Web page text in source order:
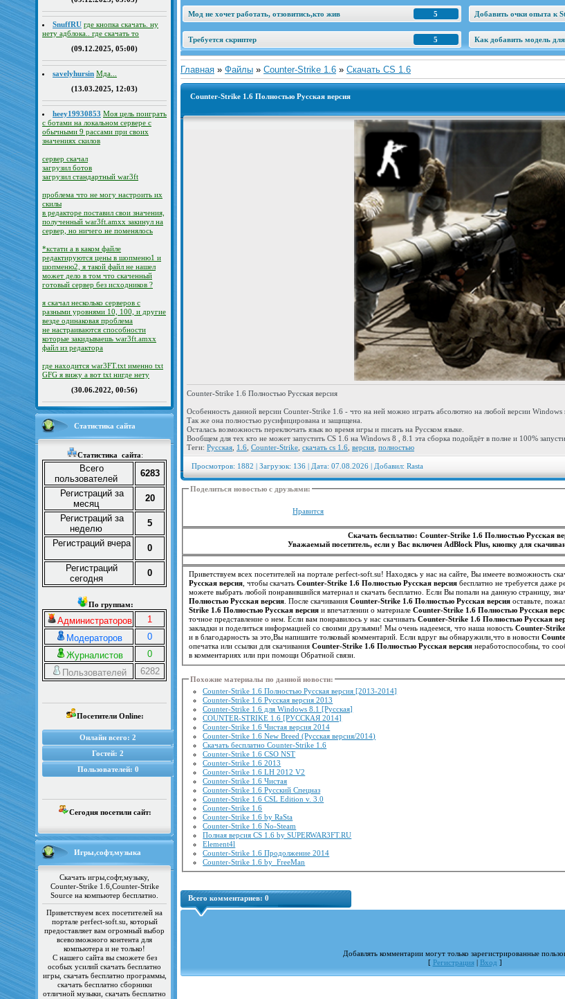
SnuffRU где кнопка скачать. ну
нету адблока.. где скачать то
(09.12.2025, 05:00)
savelyhursin Мда...
(13.03.2025, 12:03)
heey19930853 Моя цель поиграть
с ботами на локальном сервере с
обычными 9 рассами при своих
значениях скилов
сервер скачал
загрузил ботов
загрузил стандартный war3ft
проблема что не могу настроить их
скилы
в редакторе поставил свои значения,
полученный war3ft.amxx закинул на
сервер, но ничего не поменялось
*кстати а в каком файле
редактируются цены в шопменю1 и
шопменю2, я такой файл не нашел
может дело в том что скаченный
готовый сервер без исходников ?
я скачал несколько серверов с
разными уровнями 10, 100, и другие
везде одинаковая проблема
не настраиваются способности
которые закидываешь war3ft.amxx
файл из редактора
где находится war3FT.txt именно txt
GFG я вижу а вот txt нигде нету
(30.06.2022, 00:56)
Статистика сайта
Статистика сайта:
Всего
пользователей
6283
Регистраций за
месяц
20
Регистраций за
неделю
5
Регистраций вчера
0
Регистраций
сегодня
0
По группам:
Администраторов
1
Модераторов
0
Журналистов
0
Пользователей
6282
Посетители Online:
Онлайн всего: 2
Гостей: 2
Пользователей: 0
Сегодня посетили сайт:
Игры,софт,музыка
Скачать игры,софт,музыку,
Counter-Strike 1.6,Counter-Strike
Source на компьютер бесплатно.
Приветствуем всех посетителей на
портале perfect-soft.su, который
предоставляет вам огромный выбор
всевозможного контента для
компьютера и не только!
С нашего сайта вы сможете без
особых усилий скачать бесплатно
игры, скачать бесплатно программы,
скачать бесплатно сборники
отличной музыки, скачать бесплатно
5
Мод не хочет работать, отзовитись,кто жив Добавить очки опыта к
5
Требуется скриптер Как добавить модель
Главная » Файлы » Counter-Strike 1.6 » Скачать CS 1.6
Counter-Strike 1.6 Полностью Русская версия
Counter-Strike 1.6 Полностью Русская версия
Особенность данной версии Counter-Strike 1.6 - что на ней можно играть абсолютно на любой версии
Так же она полностью русифицирована и защищена.
Осталась возможность переключать язык во время игры и писать на Русском языке.
Вообщем для тех кто не может запустить CS 1.6 на Windows 8 , 8.1 эта сборка подойдёт в полне и 100%
Теги: Русская 1.6 Counter-Strike скачать cs 1.6 версия полностью
Просмотров: 1882 | Загрузок: 136 | Дата: 07.08.2026 | Добавил: Rasta
Поделиться новостью с друзьями:
Нравится
Скачать бесплатно: Counter-Strike 1.6 Полностью Русская
Уважаемый посетитель, если у Вас включен AdBlock Plus, кнопку для
Приветствуем всех посетителей на портале perfect-soft.su! Находясь у нас на сайте, Вы имеете возможность
Русская версия , чтобы скачатьCounter-Strike 1.6 Полностью Русская версия бесплатно не требуется даже
можете выбрать любой понравившийся материал и скачать бесплатно. Если Вы попали на данную страницу,
Полностью Русская версия . После скачиванияCounter-Strike 1.6 Полностью Русская версия оставьте,
Strike 1.6 Полностью Русская версия и впечатлении о материалеCounter-Strike 1.6 Полностью Русская
точное представление о нем. Если вам понравилось у нас скачиватьCounter-Strike 1.6 Полностью Русская
закладки и поделиться информацией со своими друзьями! Мы очень надеемся, что наша новостьCounter-
и в благодарность за это,Вы напишите толковый комментарий. Если вдруг вы обнаружили,что в новости
опечатка или ссылки для скачиванияCounter-Strike 1.6 Полностью Русская версия неработоспособны, то
в комментариях или при помощи Обратной связи.
Похожие материалы по данной новости:
Counter-Strike 1.6 Полностью Русская версия [2013-2014]
Counter-Strike 1.6 Русская версия 2013
Counter-Strike 1.6 для Windows 8.1 [Русская]
COUNTER-STRIKE 1.6 [РУССКАЯ 2014]
Counter-Strike 1.6 Чистая версия 2014
Counter-Strike 1.6 New Breed (Русская версия/2014)
Скачать бесплатно Counter-Strike 1.6
Counter-Strike 1.6 CSO NST
Counter-Strike 1.6 2013
Counter-Strike 1.6 LH 2012 V2
Counter-Strike 1.6 Чистая
Counter-Strike 1.6 Русский Спецназ
Counter-Strike 1.6 CSL Edition v. 3.0
Counter-Strike 1.6
Counter-Strike 1.6 by RaSta
Counter-Strike 1.6 No-Steam
Полная версия CS 1.6 by SUPERWAR3FT.RU
Element4l
Counter-Strike 1.6 Продолжение 2014
Counter-Strike 1.6 by_FreeMan
Всего комментариев: 0
Добавлять комментарии могут только зарегистрированные
[ Регистрация| Вход ]